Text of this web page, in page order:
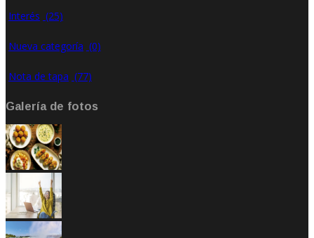
Interés (25)
Nueva categoría (0)
Nota de tapa (77)
Galería de fotos